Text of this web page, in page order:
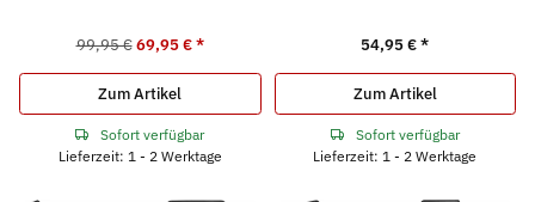
99,95 € 69,95 €*
Zum Artikel
Sofort verfügbar
Lieferzeit: 1 - 2 Werktage
54,95 €*
Zum Artikel
Sofort verfügbar
Lieferzeit: 1 - 2 Werktage